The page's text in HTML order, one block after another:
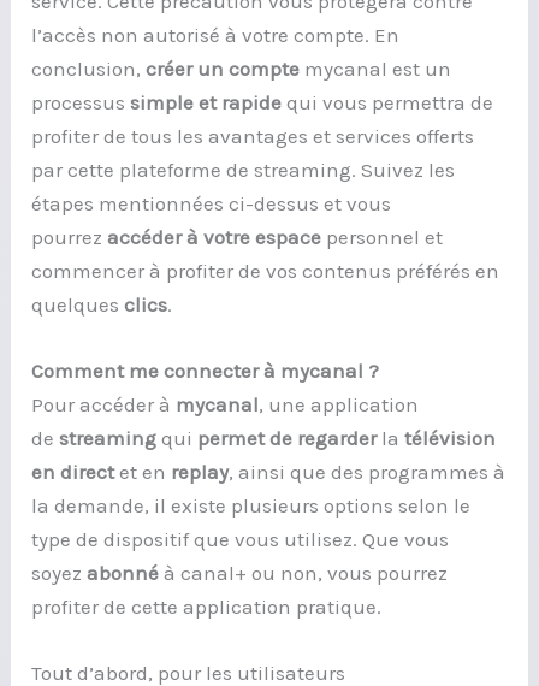
l’accès non autorisé à votre compte. En
conclusion,créer un compte mycanal est un
processussimple et rapide qui vous permettra de
profiter de tous les avantages et services offerts
par cette plateforme de streaming. Suivez les
étapes mentionnées ci-dessus et vous
pourrezaccéder à votre espace personnel et
commencer à profiter de vos contenus préférés en
quelquesclics.
Comment me connecter à mycanal ?
Pour accéder à mycanal, une application
destreaming qui permet de regarderlatélévision
en directet en replay, ainsi que des programmes à
la demande, il existe plusieurs options selon le
type de dispositif que vous utilisez. Que vous
soyezabonné à canal+ ou non, vous pourrez
profiter de cette application pratique.
Tout d’abord, pour les utilisateurs